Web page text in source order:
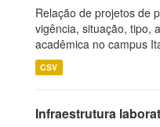
Relação de projetos de
vigência, situação, tipo,
acadêmica no campus
CSV
Infraestrutura